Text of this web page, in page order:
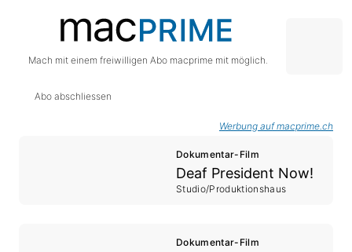
Mach mit einem freiwilligen Abo macprime mit möglich.
Abo abschliessen
Werbung auf macprime.ch
Dokumentar-Film
Deaf President Now!
Studio/Produktionshaus
Dokumentar-Film